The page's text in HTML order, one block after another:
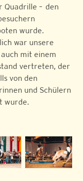
Quadrille – den
wurde.
war unsere
auch mit einem
vertreten, der
von den
und Schülern
wurde.